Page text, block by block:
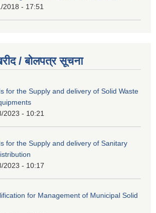
2018 - 17:51
/ बोलपत्र सूचना
for the Supply and delivery of Solid Waste
2023 - 10:21
for the Supply and delivery of Sanitary
2023 - 10:17
for Management of Municipal Solid